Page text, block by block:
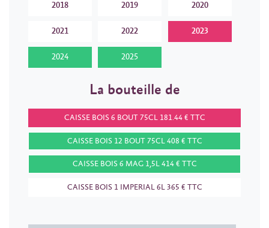
2018 2019 2020
2021 2022 2023
2024 2025
La bouteille de
CAISSE BOIS 6 BOUT 75CL 181.44 € TTC
CAISSE BOIS 12 BOUT 75CL 408 € TTC
CAISSE BOIS 6 MAG 1,5L 414 € TTC
CAISSE BOIS 1 IMPERIAL 6L 365 € TTC